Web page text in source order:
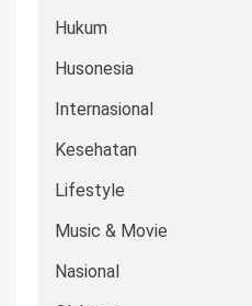
Hukum
Husonesia
Internasional
Kesehatan
Lifestyle
Music & Movie
Nasional